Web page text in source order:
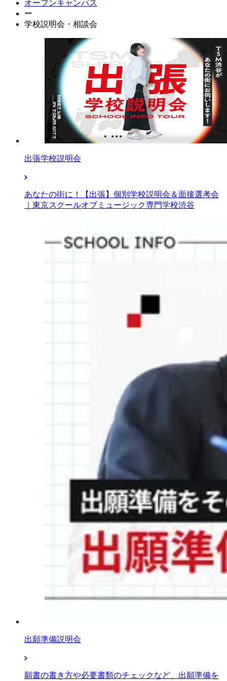
オープンキャンパス
ー
学校説明会・相談会
出張学校説明会
あなたの街に！【出張】個別学校説明会＆面接選考会
｜東京スクールオブミュージック専門学校渋谷
出願準備説明会
願書の書き方や必要書類のチェックなど、出願準備を